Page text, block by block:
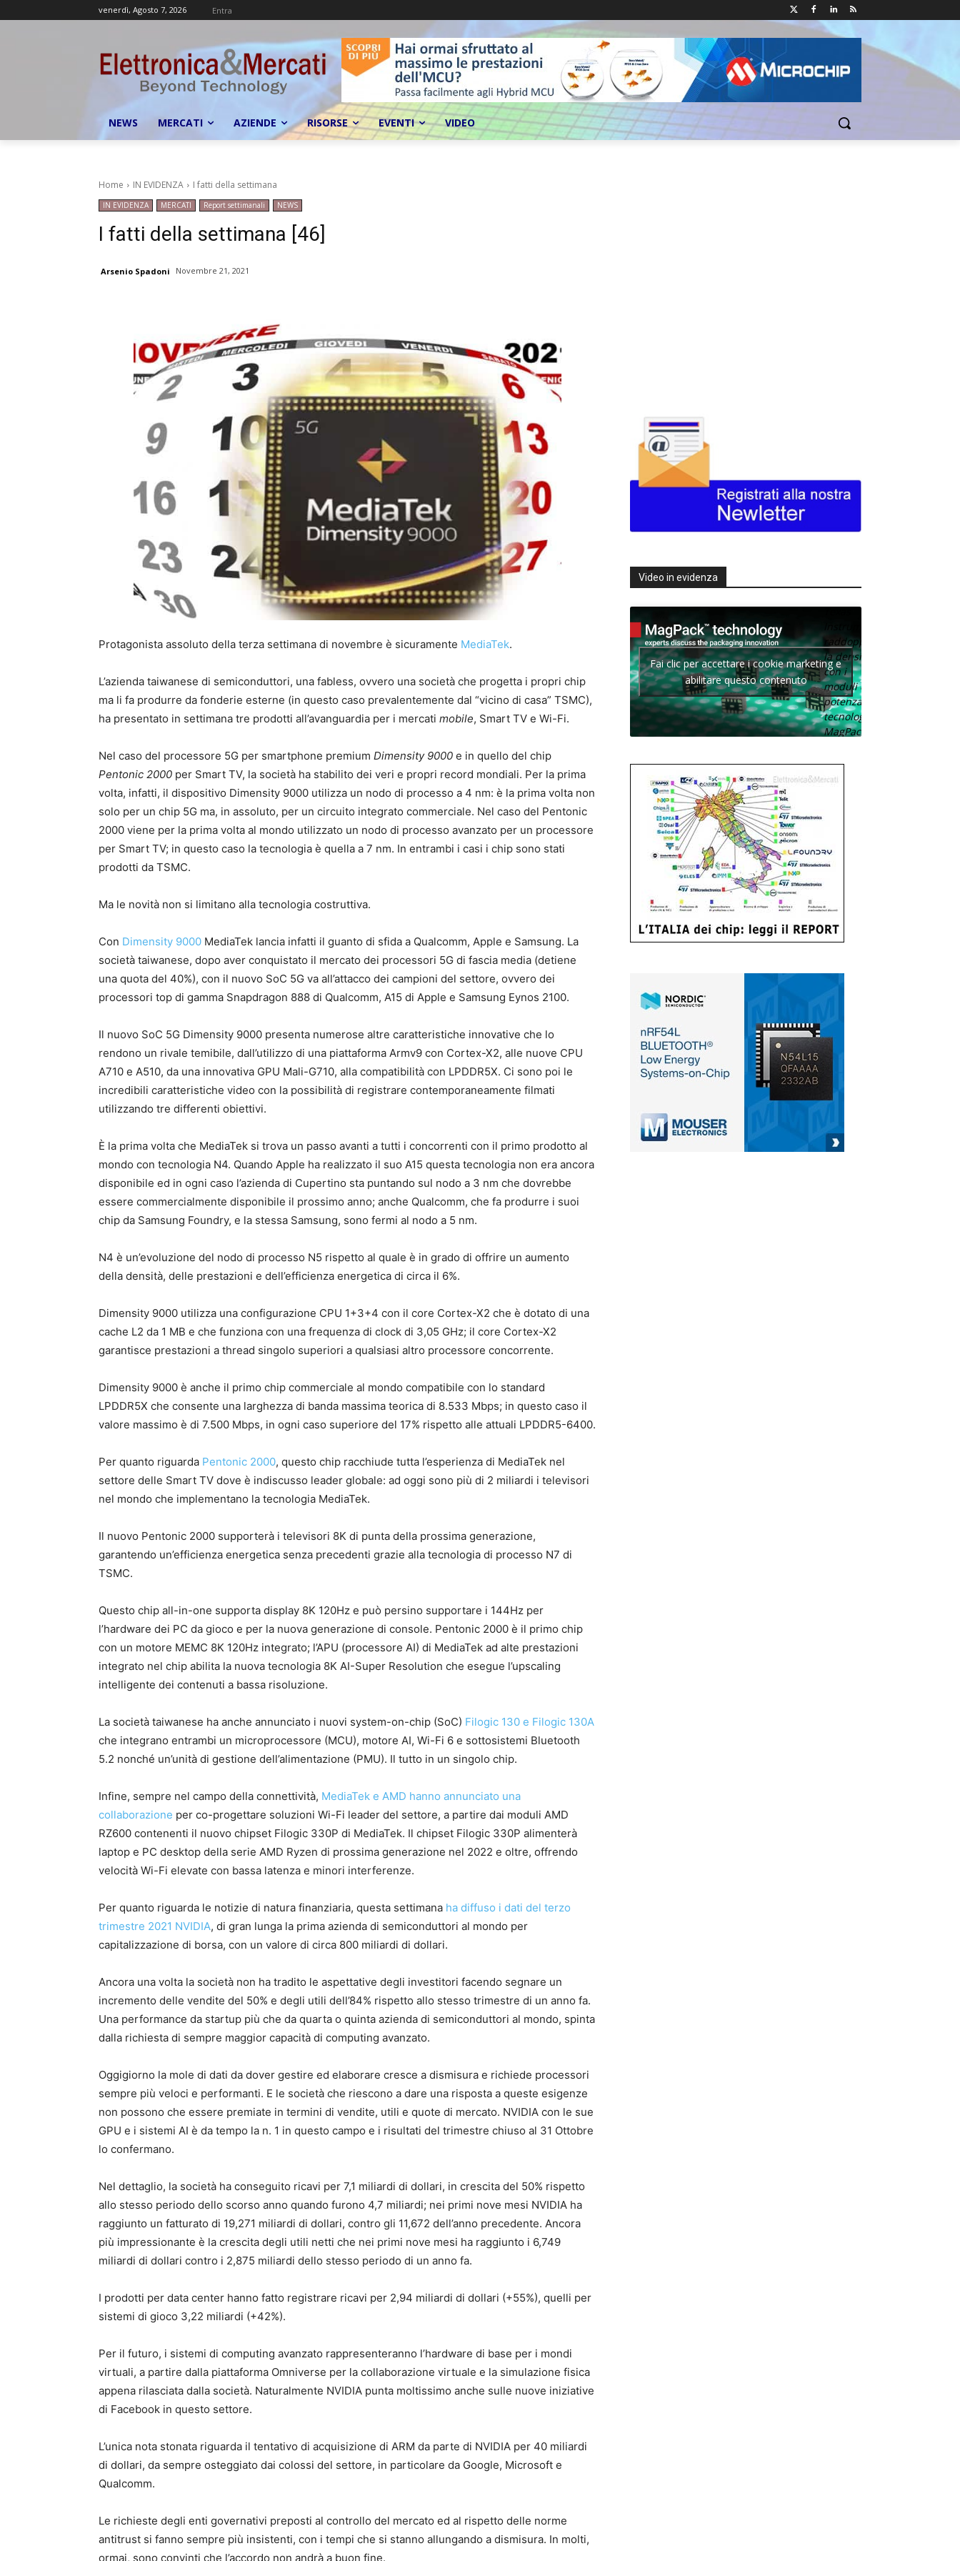
venerdì, Agosto 7, 2026 Entra
NEWS MERCATI AZIENDE RISORSE EVENTI VIDEO
Home IN EVIDENZA I fatti della settimana
IN EVIDENZA MERCATI Report settimanali NEWS
I fatti della settimana [46]
Arsenio Spadoni Novembre 21, 2021
Protagonista assoluto della terza settimana di novembre è sicuramente MediaTek.
L’azienda taiwanese di semiconduttori, una fabless, ovvero una società che progetta i propri chip
ma li fa produrre da fonderie esterne (in questo caso prevalentemente dal “vicino di casa” TSMC),
ha presentato in settimana tre prodotti all’avanguardia per i mercati mobile, Smart TV e Wi-Fi.
Nel caso del processore 5G per smartphone premium Dimensity 9000 e in quello del chip
Pentonic 2000 per Smart TV, la società ha stabilito dei veri e propri record mondiali. Per la prima
volta, infatti, il dispositivo Dimensity 9000 utilizza un nodo di processo a 4 nm: è la prima volta non
solo per un chip 5G ma, in assoluto, per un circuito integrato commerciale. Nel caso del Pentonic
2000 viene per la prima volta al mondo utilizzato un nodo di processo avanzato per un processore
per Smart TV; in questo caso la tecnologia è quella a 7 nm. In entrambi i casi i chip sono stati
prodotti da TSMC.
Ma le novità non si limitano alla tecnologia costruttiva.
Con Dimensity 9000 MediaTek lancia infatti il guanto di sfida a Qualcomm, Apple e Samsung. La
società taiwanese, dopo aver conquistato il mercato dei processori 5G di fascia media (detiene
una quota del 40%), con il nuovo SoC 5G va all’attacco dei campioni del settore, ovvero dei
processori top di gamma Snapdragon 888 di Qualcomm, A15 di Apple e Samsung Eynos 2100.
Il nuovo SoC 5G Dimensity 9000 presenta numerose altre caratteristiche innovative che lo
rendono un rivale temibile, dall’utilizzo di una piattaforma Armv9 con Cortex-X2, alle nuove CPU
A710 e A510, da una innovativa GPU Mali-G710, alla compatibilità con LPDDR5X. Ci sono poi le
incredibili caratteristiche video con la possibilità di registrare contemporaneamente filmati
utilizzando tre differenti obiettivi.
È la prima volta che MediaTek si trova un passo avanti a tutti i concorrenti con il primo prodotto al
mondo con tecnologia N4. Quando Apple ha realizzato il suo A15 questa tecnologia non era ancora
disponibile ed in ogni caso l’azienda di Cupertino sta puntando sul nodo a 3 nm che dovrebbe
essere commercialmente disponibile il prossimo anno; anche Qualcomm, che fa produrre i suoi
chip da Samsung Foundry, e la stessa Samsung, sono fermi al nodo a 5 nm.
N4 è un’evoluzione del nodo di processo N5 rispetto al quale è in grado di offrire un aumento
della densità, delle prestazioni e dell’efficienza energetica di circa il 6%.
Dimensity 9000 utilizza una configurazione CPU 1+3+4 con il core Cortex-X2 che è dotato di una
cache L2 da 1 MB e che funziona con una frequenza di clock di 3,05 GHz; il core Cortex-X2
garantisce prestazioni a thread singolo superiori a qualsiasi altro processore concorrente.
Dimensity 9000 è anche il primo chip commerciale al mondo compatibile con lo standard
LPDDR5X che consente una larghezza di banda massima teorica di 8.533 Mbps; in questo caso il
valore massimo è di 7.500 Mbps, in ogni caso superiore del 17% rispetto alle attuali LPDDR5-6400.
Per quanto riguarda Pentonic 2000, questo chip racchiude tutta l’esperienza di MediaTek nel
settore delle Smart TV dove è indiscusso leader globale: ad oggi sono più di 2 miliardi i televisori
nel mondo che implementano la tecnologia MediaTek.
Il nuovo Pentonic 2000 supporterà i televisori 8K di punta della prossima generazione,
garantendo un’efficienza energetica senza precedenti grazie alla tecnologia di processo N7 di
TSMC.
Questo chip all-in-one supporta display 8K 120Hz e può persino supportare i 144Hz per
l’hardware dei PC da gioco e per la nuova generazione di console. Pentonic 2000 è il primo chip
con un motore MEMC 8K 120Hz integrato; l’APU (processore AI) di MediaTek ad alte prestazioni
integrato nel chip abilita la nuova tecnologia 8K AI-Super Resolution che esegue l’upscaling
intelligente dei contenuti a bassa risoluzione.
La società taiwanese ha anche annunciato i nuovi system-on-chip (SoC) Filogic 130 e Filogic 130A
che integrano entrambi un microprocessore (MCU), motore AI, Wi-Fi 6 e sottosistemi Bluetooth
5.2 nonché un’unità di gestione dell’alimentazione (PMU). Il tutto in un singolo chip.
Infine, sempre nel campo della connettività, MediaTek e AMD hanno annunciato una
collaborazione per co-progettare soluzioni Wi-Fi leader del settore, a partire dai moduli AMD
RZ600 contenenti il ​​nuovo chipset Filogic 330P di MediaTek. Il chipset Filogic 330P alimenterà
laptop e PC desktop della serie AMD Ryzen di prossima generazione nel 2022 e oltre, offrendo
velocità Wi-Fi elevate con bassa latenza e minori interferenze.
Per quanto riguarda le notizie di natura finanziaria, questa settimana ha diffuso i dati del terzo
trimestre 2021 NVIDIA, di gran lunga la prima azienda di semiconduttori al mondo per
capitalizzazione di borsa, con un valore di circa 800 miliardi di dollari.
Ancora una volta la società non ha tradito le aspettative degli investitori facendo segnare un
incremento delle vendite del 50% e degli utili dell’84% rispetto allo stesso trimestre di un anno fa.
Una performance da startup più che da quarta o quinta azienda di semiconduttori al mondo, spinta
dalla richiesta di sempre maggior capacità di computing avanzato.
Oggigiorno la mole di dati da dover gestire ed elaborare cresce a dismisura e richiede processori
sempre più veloci e performanti. E le società che riescono a dare una risposta a queste esigenze
non possono che essere premiate in termini di vendite, utili e quote di mercato. NVIDIA con le sue
GPU e i sistemi AI è da tempo la n. 1 in questo campo e i risultati del trimestre chiuso al 31 Ottobre
lo confermano.
Nel dettaglio, la società ha conseguito ricavi per 7,1 miliardi di dollari, in crescita del 50% rispetto
allo stesso periodo dello scorso anno quando furono 4,7 miliardi; nei primi nove mesi NVIDIA ha
raggiunto un fatturato di 19,271 miliardi di dollari, contro gli 11,672 dell’anno precedente. Ancora
più impressionante è la crescita degli utili netti che nei primi nove mesi ha raggiunto i 6,749
miliardi di dollari contro i 2,875 miliardi dello stesso periodo di un anno fa.
I prodotti per data center hanno fatto registrare ricavi per 2,94 miliardi di dollari (+55%), quelli per
sistemi di gioco 3,22 miliardi (+42%).
Per il futuro, i sistemi di computing avanzato rappresenteranno l’hardware di base per i mondi
virtuali, a partire dalla piattaforma Omniverse per la collaborazione virtuale e la simulazione fisica
appena rilasciata dalla società. Naturalmente NVIDIA punta moltissimo anche sulle nuove iniziative
di Facebook in questo settore.
L’unica nota stonata riguarda il tentativo di acquisizione di ARM da parte di NVIDIA per 40 miliardi
di dollari, da sempre osteggiato dai colossi del settore, in particolare da Google, Microsoft e
Qualcomm.
Le richieste degli enti governativi preposti al controllo del mercato ed al rispetto delle norme
antitrust si fanno sempre più insistenti, con i tempi che si stanno allungando a dismisura. In molti,
ormai, sono convinti che l’accordo non andrà a buon fine.
Video in evidenza
Texas
raddoppia
la densità
con i
moduli di
potenza con
tecnologia
MagPack.
Fai clic per accettare i cookie marketing e
abilitare questo contenuto